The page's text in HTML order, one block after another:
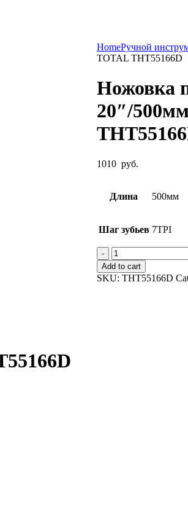
HomeРучной
TOTAL THT55166D
Ножовка
20″/
1010 руб.
Длина 500мм
Шаг зубьев 7TPI
Ножовка
по
дереву
20"/500мм
Add to cart
SKU: THT55166D